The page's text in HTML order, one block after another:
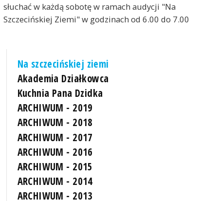
słuchać w każdą sobotę w ramach audycji "Na
Szczecińskiej Ziemi" w godzinach od 6.00 do 7.00
Na szczecińskiej ziemi
Akademia Działkowca
Kuchnia Pana Dzidka
ARCHIWUM - 2019
ARCHIWUM - 2018
ARCHIWUM - 2017
ARCHIWUM - 2016
ARCHIWUM - 2015
ARCHIWUM - 2014
ARCHIWUM - 2013